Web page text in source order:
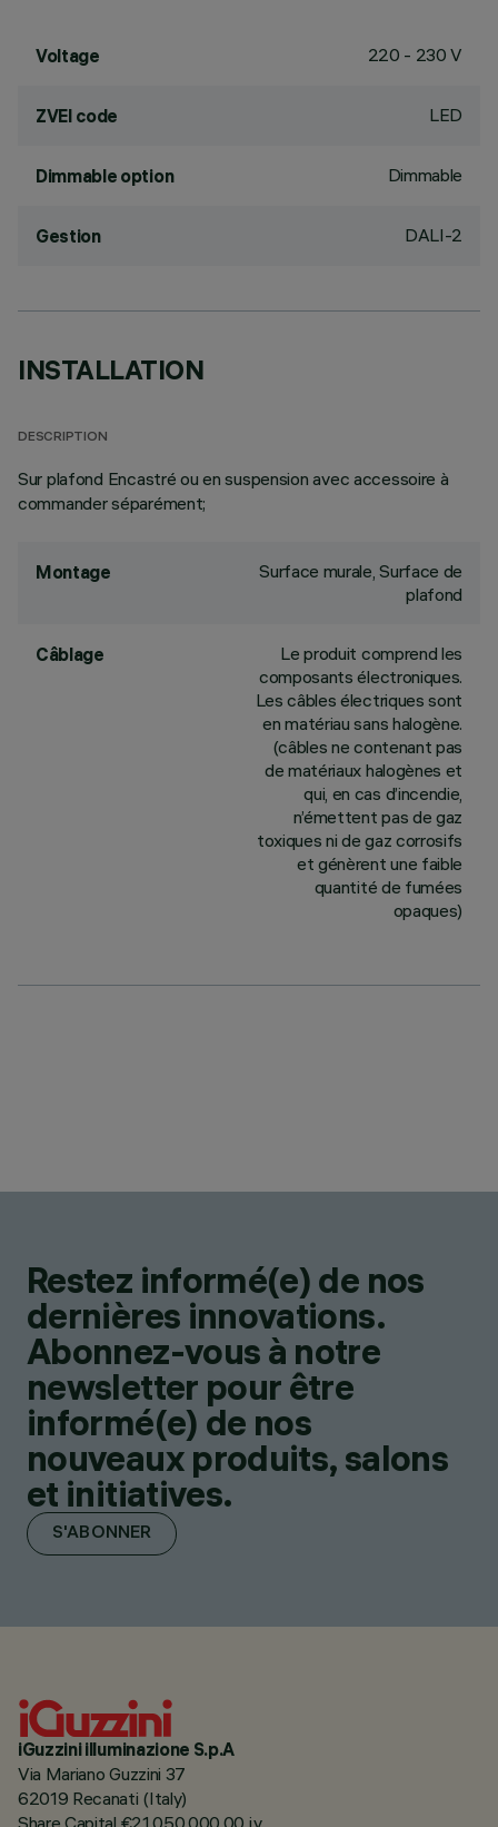
Voltage 220 - 230 V
ZVEI code LED
Dimmable option Dimmable
Gestion DALI-2
INSTALLATION
DESCRIPTION
Sur plafond Encastré ou en suspension avec accessoire à
commander séparément;
Montage
Surface murale, Surface de
plafond
Câblage
Le produit comprend les
composants électroniques.
Les câbles électriques sont
en matériau sans halogène.
(câbles ne contenant pas
de matériaux halogènes et
qui, en cas d’incendie,
n’émettent pas de gaz
toxiques ni de gaz corrosifs
et génèrent une faible
quantité de fumées
opaques)
Restez informé(e) de nos
dernières innovations.
Abonnez-vous à notre
newsletter pour être
informé(e) de nos
nouveaux produits, salons
et initiatives.
S'ABONNER
iGuzzini illuminazione S.p.A
Via Mariano Guzzini 37
62019 Recanati (Italy)
Share Capital €21.050.000,00 i.v.